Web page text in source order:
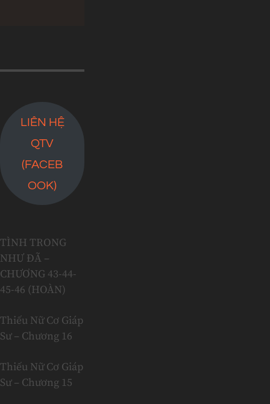
LIÊN HỆ
QTV
(FACEB
OOK)
TÌNH TRONG
NHƯ ĐÃ –
CHƯƠNG 43-44-
45-46 (HOÀN)
Thiếu Nữ Cơ Giáp
Sư – Chương 16
Thiếu Nữ Cơ Giáp
Sư – Chương 15